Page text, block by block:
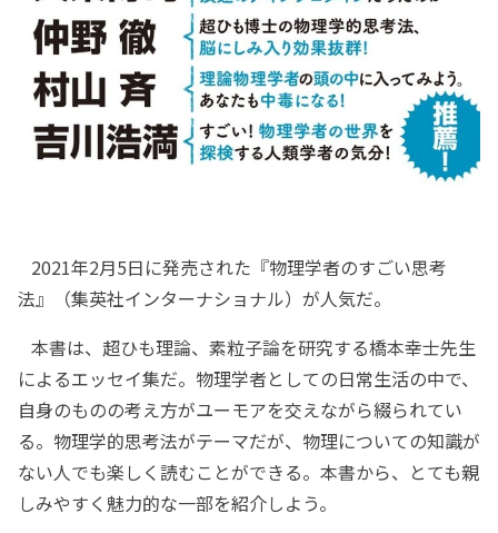
2021年2月5日に発売された『物理学者のすごい思考
法』（集英社インターナショナル）が人気だ。
本書は、超ひも理論、素粒子論を研究する橋本幸士先生
によるエッセイ集だ。物理学者としての日常生活の中で、
自身のものの考え方がユーモアを交えながら綴られてい
る。物理学的思考法がテーマだが、物理についての知識が
ない人でも楽しく読むことができる。本書から、とても親
しみやすく魅力的な一部を紹介しよう。